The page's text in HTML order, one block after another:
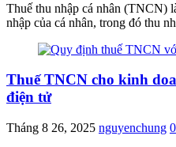
Thuế thu nhập cá nhân (TNCN)
nhập của cá nhân, trong đó thu
Thuế TNCN cho kinh
điện tử
Tháng 8 26, 2025 nguyenchung 0